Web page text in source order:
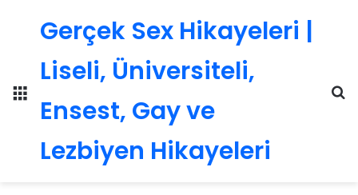
Gerçek Sex Hikayeleri |
Liseli, Üniversiteli,
Ensest, Gay ve
Lezbiyen Hikayeleri